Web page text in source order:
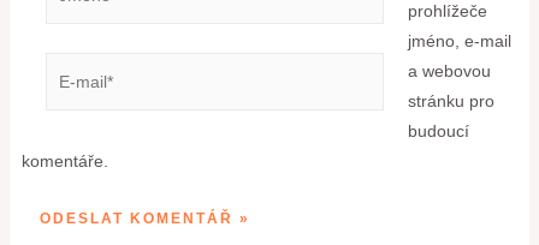
prohlížeče
jméno, e-mail
a webovou
stránku pro
budoucí
komentáře.